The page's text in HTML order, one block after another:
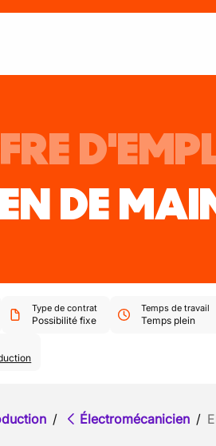
DE
Type de contrat
Possibilité fixe
Temps de travail
Temps plein
/ Électromécanicien /